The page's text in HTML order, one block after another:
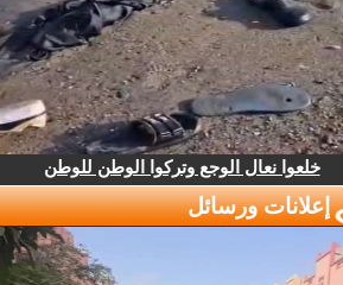
خلعوا نعال الوجع وتركوا الوطن للوطن
إعلانات ورسائل